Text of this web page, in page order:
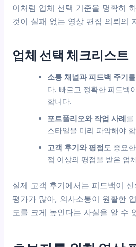
이처럼 업체 선택 기준을 명확히
것이 실패 없는 영상 편집 의뢰의
업체 선택 체크리스트
소통 채널과 피드백 주기
다. 빠르고 정확한 피드백
합니다.
포트폴리오와 작업 사례를
스타일을 미리 파악해야
고객 후기와 평점도 중요
점 이상의 평점을 받은 업
실제 고객 후기에서는 피드백이
평가가 많아, 의사소통이 원활한
도를 크게 높인다는 사실을 알 수